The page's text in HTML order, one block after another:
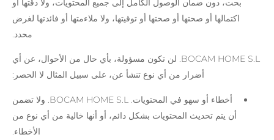
بحت، دون ضمان الوصول الكامل إلى جميع المحتويات، ولا دقتها أو
اكتمالها أو صحتها أو صحتها أو توقيتها، ولا ملاءمتها أو فائدتها لغرض
محدد.
BOCAM HOME S.L. لن تكون مسؤولة، بأي حال من الأحوال، عن أي
أضرار من أي نوع تنشأ عن، على سبيل المثال لا الحصر:
أخطاء أو سهو في المحتويات. BOCAM HOME S.L. ولا تضمن
أن يتم تحديث المحتويات بشكل دائم، أو أنها خالية من أي نوع من
الأخطاء.